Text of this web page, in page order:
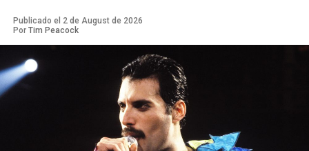
Publicado el 2 de August de 2026
Por Tim Peacock